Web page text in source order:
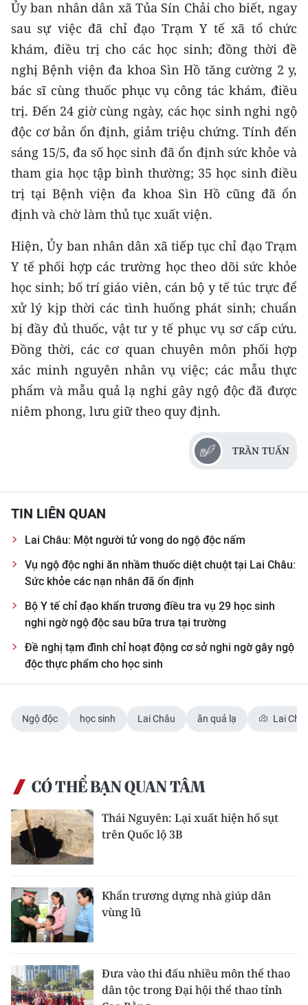
Đồng bằng sông Cửu Long
Chuyên trang Hà Nội
Chuyên trang TP. Hồ Chí Minh
CHUYÊN ĐỀ
CÁC CHUYÊN TRANG
VỀ BÁO NHÂN DÂN
THỜI NAY
NHÂN DÂN CUỐI TUẦN
NHÂN DÂN HẰNG THÁNG
MUA BÁO
ĐỌC BÁO IN
ENGLISH
РУССКИЙ
한국어
Ủy ban nhân dân xã Tủa Sín Chải cho biết, ngay
sau sự việc đã chỉ đạo Trạm Y tế xã tổ chức
khám, điều trị cho các học sinh; đồng thời đề
nghị Bệnh viện đa khoa Sìn Hồ tăng cường 2 y,
bác sĩ cùng thuốc phục vụ công tác khám, điều
trị. Đến 24 giờ cùng ngày, các học sinh nghi ngộ
độc cơ bản ổn định, giảm triệu chứng. Tính đến
sáng 15/5, đa số học sinh đã ổn định sức khỏe và
tham gia học tập bình thường; 35 học sinh điều
trị tại Bệnh viện đa khoa Sìn Hồ cũng đã ổn
định và chờ làm thủ tục xuất viện.
Hiện, Ủy ban nhân dân xã tiếp tục chỉ đạo Trạm
Y tế phối hợp các trường học theo dõi sức khỏe
học sinh; bố trí giáo viên, cán bộ y tế túc trực để
xử lý kịp thời các tình huống phát sinh; chuẩn
bị đầy đủ thuốc, vật tư y tế phục vụ sơ cấp cứu.
Đồng thời, các cơ quan chuyên môn phối hợp
xác minh nguyên nhân vụ việc; các mẫu thực
phẩm và mẫu quả lạ nghi gây ngộ độc đã được
niêm phong, lưu giữ theo quy định.
TRẦN TUẤN
TIN LIÊN QUAN
Lai Châu: Một người tử vong do ngộ độc nấm
Vụ ngộ độc nghi ăn nhầm thuốc diệt chuột tại Lai Châu:
Sức khỏe các nạn nhân đã ổn định
Bộ Y tế chỉ đạo khẩn trương điều tra vụ 29 học sinh
nghi ngờ ngộ độc sau bữa trưa tại trường
Đề nghị tạm đình chỉ hoạt động cơ sở nghi ngờ gây ngộ
độc thực phẩm cho học sinh
Ngộ độc học sinh Lai Châu ăn quả lạ Lai
CÓ THỂ BẠN QUAN TÂM
Thái Nguyên: Lại xuất hiện hố sụt
trên Quốc lộ 3B
Khẩn trương dựng nhà giúp dân
vùng lũ
Đưa vào thi đấu nhiều môn thể thao
dân tộc trong Đại hội thể thao tỉnh